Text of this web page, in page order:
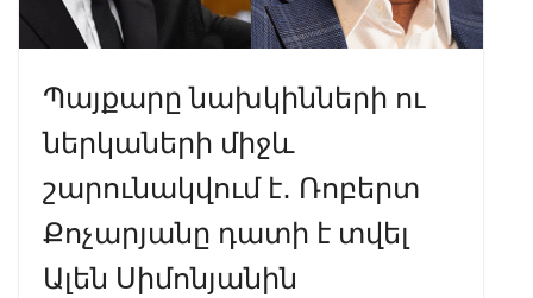
Պայքարը նախկինների ու
ներկաների միջև
շարունակվում է․ Ռոբերտ
Քոչարյանը դատի է տվել
Ալեն Սիմոնյանին